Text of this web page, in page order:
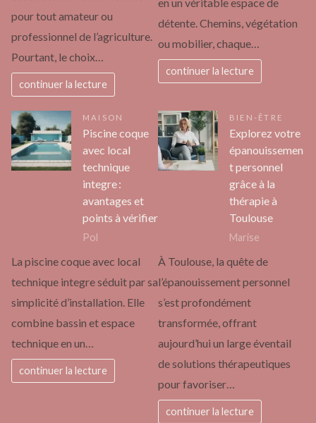
pour tout amateur ou
professionnel de l’agriculture.
Pourtant, le choix…
continuer la lecture
en un véritable espace de
détente. Chemins, végétation
ou mobilier, chaque…
continuer la lecture
MAISON
Piscine coque
avec local
technique
integre :
avantages et
points à vérifier
Pol
La piscine coque avec local
technique integre séduit par sa
simplicité d’installation. Elle
combine bassin et espace
technique en un…
continuer la lecture
BIEN-ÊTRE
Explorez votre
épanouissemen
t personnel
grâce à la
thérapie à
Toulouse
Marise
À Toulouse, la quête de
l’épanouissement personnel
s’est profondément
transformée, offrant
aujourd’hui un large éventail
de solutions thérapeutiques
pour favoriser…
continuer la lecture